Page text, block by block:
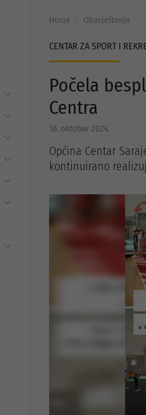
Home Obavještenja
CENTAR ZA SPORT I
Počela
Centra
16. oktobar 2024.
Općina Centar
kontinuirano